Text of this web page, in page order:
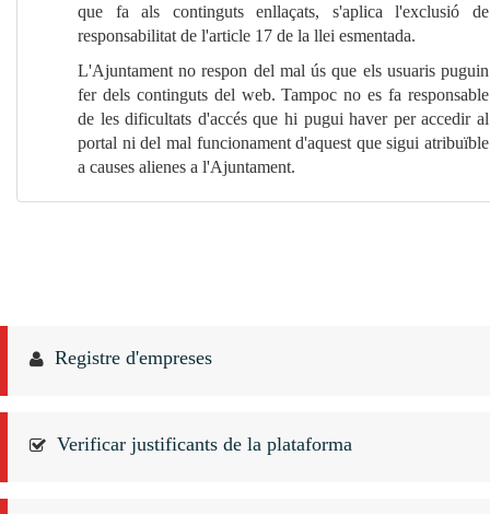
que fa als continguts enllaçats, s'aplica l'exclusió de
responsabilitat de l'article 17 de la llei esmentada.
L'Ajuntament no respon del mal ús que els usuaris puguin
fer dels continguts del web. Tampoc no es fa responsable
de les dificultats d'accés que hi pugui haver per accedir al
portal ni del mal funcionament d'aquest que sigui atribuïble
a causes alienes a l'Ajuntament.
Registre d'empreses
Verificar justificants de la plataforma